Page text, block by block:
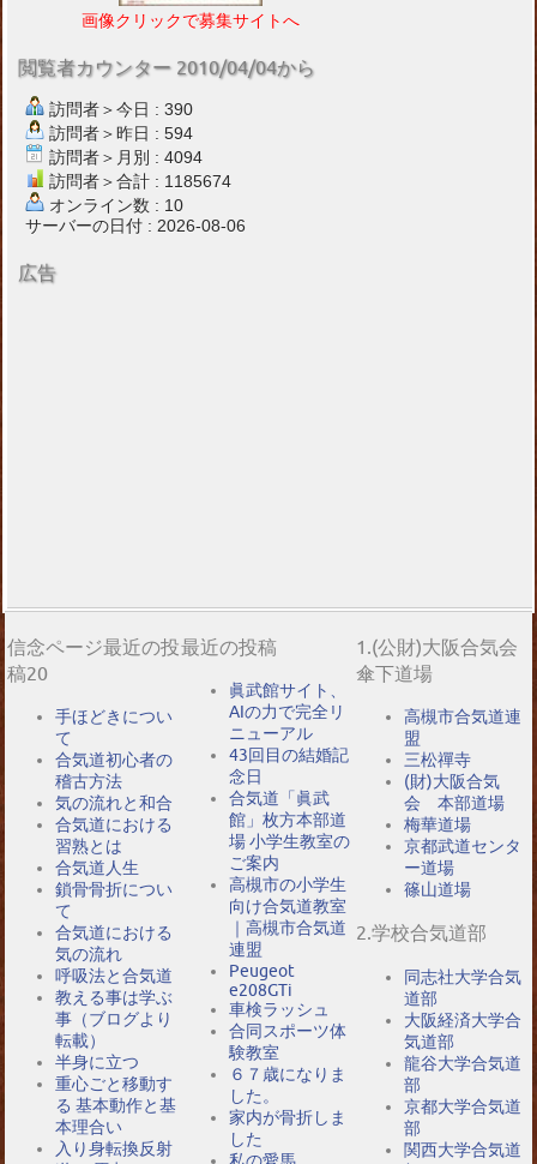
画像クリックで募集サイトへ
閲覧者カウンター 2010/04/04から
訪問者＞今日 : 390
訪問者＞昨日 : 594
訪問者＞月別 : 4094
訪問者＞合計 : 1185674
オンライン数 : 10
サーバーの日付 : 2026-08-06
広告
信念ページ最近の投
稿20
手ほどきについ
て
合気道初心者の
稽古方法
気の流れと和合
合気道における
習熟とは
合気道人生
鎖骨骨折につい
て
合気道における
気の流れ
呼吸法と合気道
教える事は学ぶ
事（ブログより
転載）
半身に立つ
重心ごと移動す
る 基本動作と基
本理合い
入り身転換反射
最近の投稿
眞武館サイト、
AIの力で完全リ
ニューアル
43回目の結婚記
念日
合気道「眞武
館」枚方本部道
場 小学生教室の
ご案内
高槻市の小学生
向け合気道教室
｜高槻市合気道
連盟
Peugeot
e208GTi
車検ラッシュ
合同スポーツ体
験教室
６７歳になりま
した。
家内が骨折しま
した
1.(公財)大阪合気会
傘下道場
高槻市合気道連
盟
三松禪寺
(財)大阪合気
会 本部道場
梅華道場
京都武道センタ
ー道場
篠山道場
2.学校合気道部
同志社大学合気
道部
大阪経済大学合
気道部
龍谷大学合気道
部
京都大学合気道
部
関西大学合気道